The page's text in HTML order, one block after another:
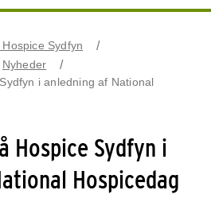
Hospice Sydfyn
Nyheder
i anledning af National
Hospice Sydfyn i
Hospicedag